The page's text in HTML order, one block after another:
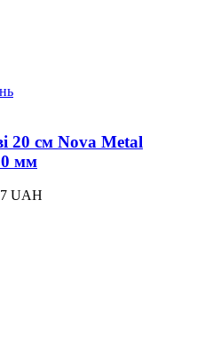
20 см Nova Metal
мм
UAH